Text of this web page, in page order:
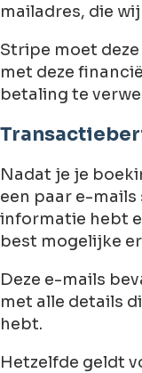
mailadres, die
Stripe moet
met deze
betaling te
Nadat je je
een paar e-
informatie hebt
best mogelijke
Deze e-mails
met alle details
hebt.
Hetzelfde geldt